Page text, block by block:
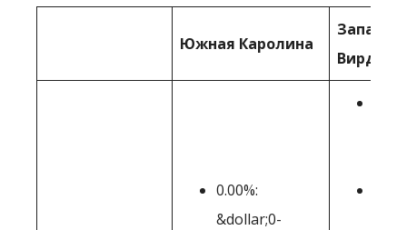
Южная Каролина
0.00%:
&dollar;0-